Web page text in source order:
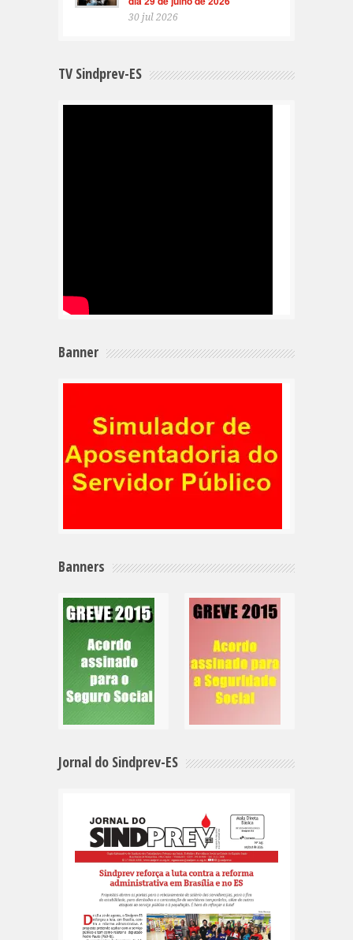
30 jul 2026
TV Sindprev-ES
Banner
Banners
Jornal do Sindprev-ES